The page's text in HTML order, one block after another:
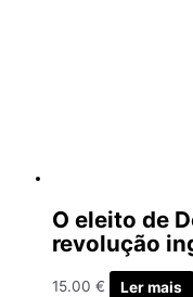
O eleito de
revolução
15.00 € Ler mais